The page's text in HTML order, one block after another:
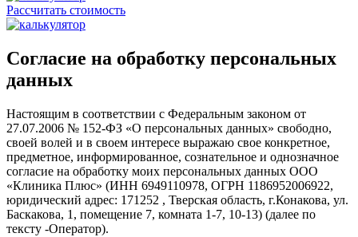
Рассчитать стоимость
Согласие на обработку персональных
данных
Настоящим в соответствии с Федеральным законом от
27.07.2006 № 152-ФЗ «О персональных данных» свободно,
своей волей и в своем интересе выражаю свое конкретное,
предметное, информированное, сознательное и однозначное
согласие на обработку моих персональных данных ООО
«Клиника Плюс» (ИНН 6949110978, ОГРН 1186952006922,
юридический адрес: 171252 , Тверская область, г.Конакова, ул.
Баскакова, 1, помещение 7, комната 1-7, 10-13) (далее по
тексту -Оператор).